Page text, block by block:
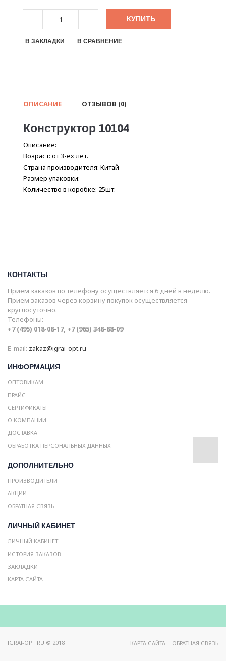
КУПИТЬ
В ЗАКЛАДКИ В СРАВНЕНИЕ
ОПИСАНИЕ ОТЗЫВОВ (0)
Конструктор 10104
Описание:
Возраст: от 3-ех лет.
Страна производителя: Китай
Размер упаковки:
Количество в коробке: 25шт.
КОНТАКТЫ
Прием заказов по телефону осуществляется 6 дней в неделю.
Прием заказов через корзину покупок осуществляется
круглосуточно.
Телефоны:
+7 (495) 018-08-17, +7 (965) 348-88-09
E-mail: zakaz@igrai-opt.ru
ИНФОРМАЦИЯ
ОПТОВИКАМ
ПРАЙС
СЕРТИФИКАТЫ
О КОМПАНИИ
ДОСТАВКА
ОБРАБОТКА ПЕРСОНАЛЬНЫХ ДАННЫХ
ДОПОЛНИТЕЛЬНО
ПРОИЗВОДИТЕЛИ
АКЦИИ
ОБРАТНАЯ СВЯЗЬ
ЛИЧНЫЙ КАБИНЕТ
ЛИЧНЫЙ КАБИНЕТ
ИСТОРИЯ ЗАКАЗОВ
ЗАКЛАДКИ
КАРТА САЙТА
IGRAI-OPT.RU © 2018 КАРТА САЙТА ОБРАТНАЯ СВЯЗЬ